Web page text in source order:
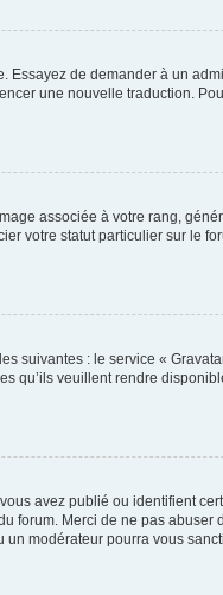
de demander à un
une nouvelle traduction.
associée à votre rang,
votre statut particulier sur le
suivantes : le service «
qu’ils veuillent rendre
avez publié ou identifient
forum. Merci de ne pas
modérateur pourra vous